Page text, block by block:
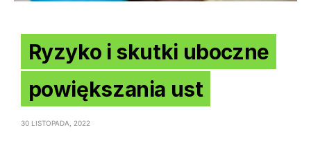
Ryzyko i skutki uboczne
powiększania ust
30 LISTOPADA, 2022